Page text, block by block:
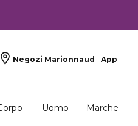
Negozi Marionnaud App
Uomo Marche